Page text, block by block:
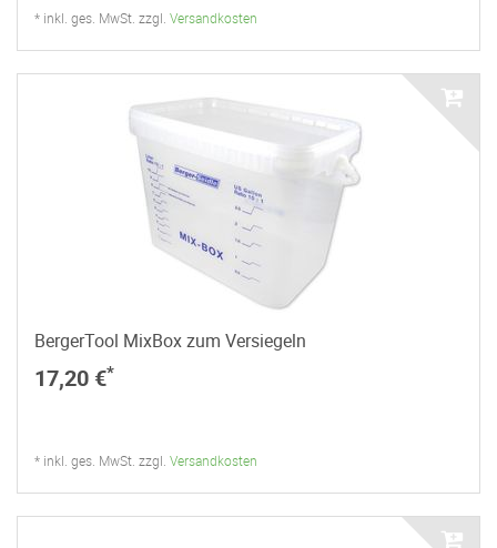
* inkl. ges. MwSt. zzgl. Versandkosten
BergerTool MixBox zum Versiegeln
17,20 €*
* inkl. ges. MwSt. zzgl. Versandkosten